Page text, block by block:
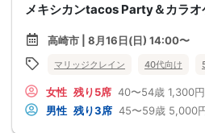
メキシカンtacos Party＆カラオ
高崎市 | 8月16日(日) 14:00〜
マリッジクレイン 40代向け
女性 残り5席 40〜54歳 1,300円
男性 残り3席 45〜59歳 5,000